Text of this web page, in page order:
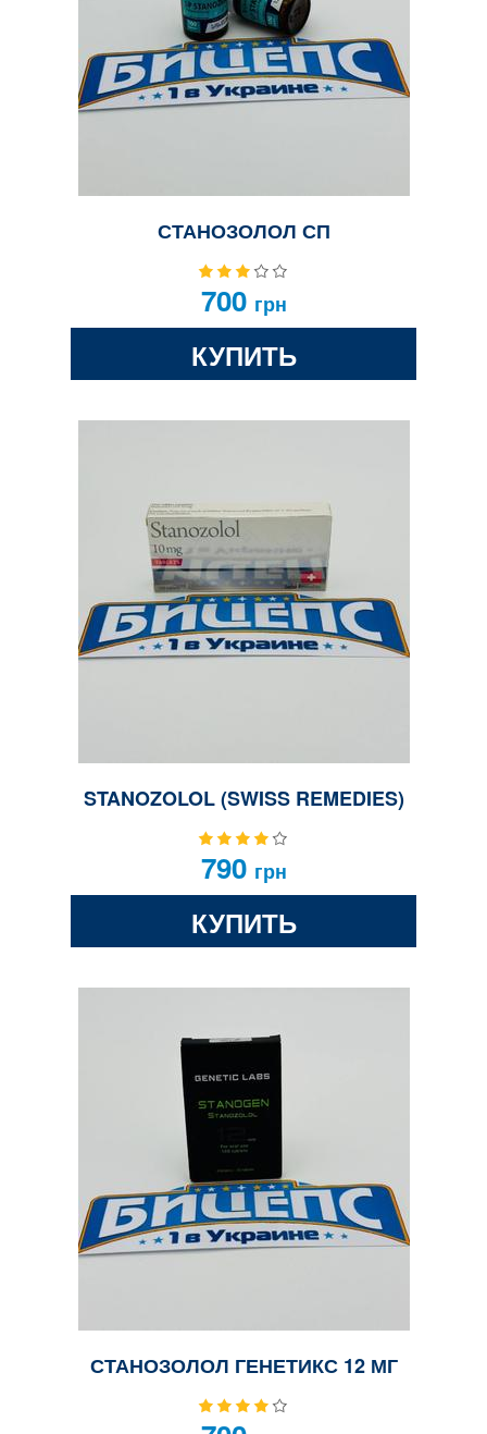
СТАНОЗОЛОЛ СП
700 грн
КУПИТЬ
STANOZOLOL (SWISS REMEDIES)
790 грн
КУПИТЬ
СТАНОЗОЛОЛ ГЕНЕТИКС 12 МГ